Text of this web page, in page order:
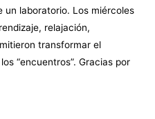
un laboratorio. Los miércoles
relajación,
transformar el
“encuentros”. Gracias por